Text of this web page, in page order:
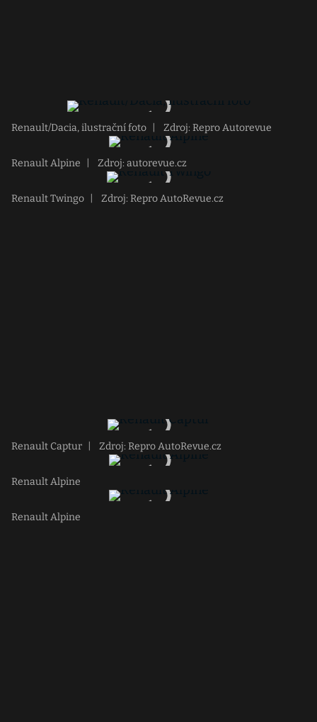
Renault/Dacia, ilustrační foto Zdroj: Repro Autorevue
Renault Alpine Zdroj: autorevue.cz
Renault Twingo Zdroj: Repro AutoRevue.cz
Renault Captur Zdroj: Repro AutoRevue.cz
Renault Alpine
Renault Alpine